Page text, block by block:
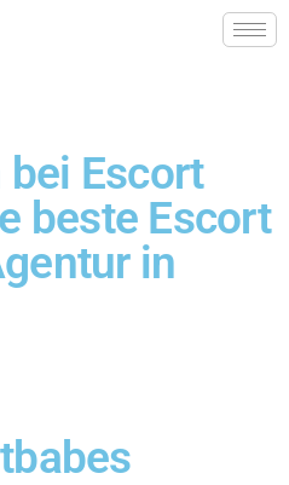
Escort
beste Escort
in